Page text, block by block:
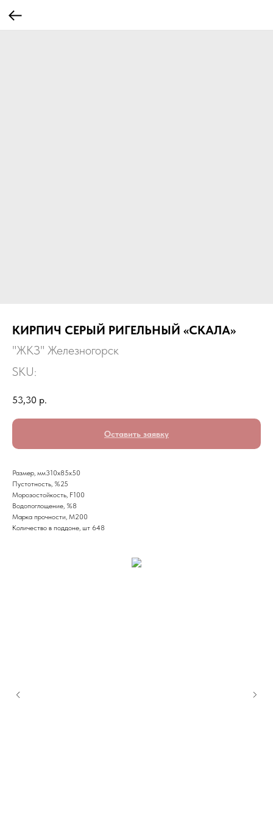
КИРПИЧ СЕРЫЙ РИГЕЛЬНЫЙ «СКАЛА»
"ЖКЗ" Железногорск
SKU:
53,30 р.
Оставить заявку
Размер, мм310х85х50
Пустотность, %25
Морозостойкость, F100
Водопоглощение, %8
Марка прочности, М200
Количество в поддоне, шт 648